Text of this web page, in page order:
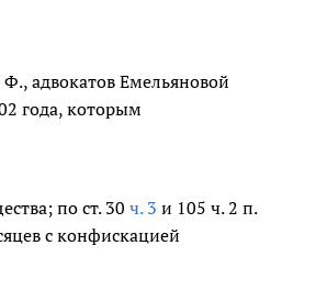
адвокатов Емельяновой
года, которым
по ст. 30 ч. 3 и 105 ч. 2 п.
с конфискацией